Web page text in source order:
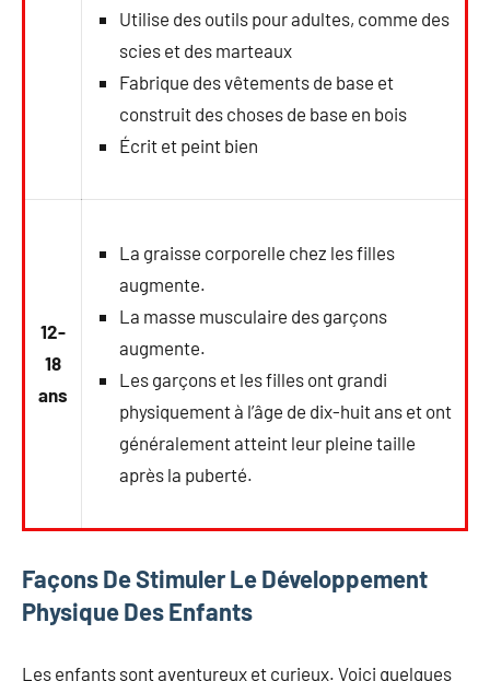
Utilise des outils pour adultes, comme des
scies et des marteaux
Fabrique des vêtements de base et
construit des choses de base en bois
Écrit et peint bien
12-
18
ans
La graisse corporelle chez les filles
augmente.
La masse musculaire des garçons
augmente.
Les garçons et les filles ont grandi
physiquement à l’âge de dix-huit ans et ont
généralement atteint leur pleine taille
après la puberté.
Façons De Stimuler Le Développement
Physique Des Enfants
Les enfants sont aventureux et curieux. Voici quelques